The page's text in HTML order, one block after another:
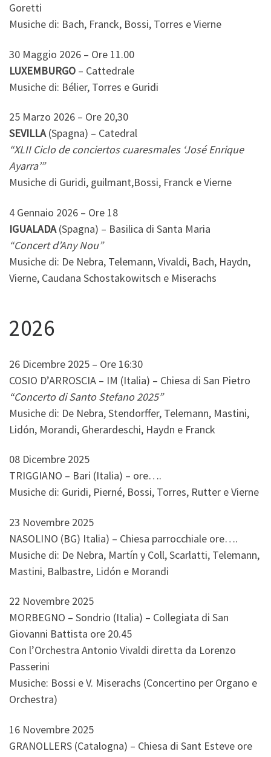
Goretti
Musiche di: Bach, Franck, Bossi, Torres e Vierne
30 Maggio 2026 – Ore 11.00
LUXEMBURGO – Cattedrale
Musiche di: Bélier, Torres e Guridi
25 Marzo 2026 – Ore 20,30
SEVILLA(Spagna) – Catedral
“XLII Ciclo de conciertos cuaresmales ‘José Enrique
Ayarra’”
Musiche di Guridi, guilmant,Bossi, Franck e Vierne
4 Gennaio 2026 – Ore 18
IGUALADA(Spagna) – Basilica di Santa Maria
“Concert d’Any Nou”
Musiche di: De Nebra, Telemann, Vivaldi, Bach, Haydn,
Vierne, Caudana Schostakowitsch e Miserachs
2026
26 Dicembre 2025 – Ore 16:30
COSIO D’ARROSCIA – IM (Italia) – Chiesa di San Pietro
“Concerto di Santo Stefano 2025”
Musiche di: De Nebra, Stendorffer, Telemann, Mastini,
Lidón, Morandi, Gherardeschi, Haydn e Franck
08 Dicembre 2025
TRIGGIANO – Bari (Italia) – ore….
Musiche di: Guridi, Pierné, Bossi, Torres, Rutter e Vierne
23 Novembre 2025
NASOLINO (BG) Italia) – Chiesa parrocchiale ore….
Musiche di: De Nebra, Martín y Coll, Scarlatti, Telemann,
Mastini, Balbastre, Lidón e Morandi
22 Novembre 2025
MORBEGNO – Sondrio (Italia) – Collegiata di San
Giovanni Battista ore 20.45
Con l’Orchestra Antonio Vivaldi diretta da Lorenzo
Passerini
Musiche: Bossi e V. Miserachs (Concertino per Organo e
Orchestra)
16 Novembre 2025
GRANOLLERS (Catalogna) – Chiesa di Sant Esteve ore